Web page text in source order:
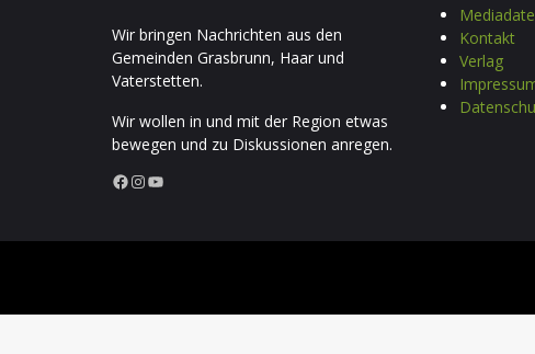
Wir bringen Nachrichten aus den
Gemeinden Grasbrunn, Haar und
Vaterstetten.
Wir wollen in und mit der Region etwas
bewegen und zu Diskussionen anregen.
Facebook InstagramYouTube
Kontakt
Verlag